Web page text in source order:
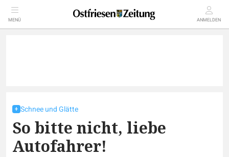
MENÜ ANMELDEN
Schnee und Glätte
So bitte nicht, liebe
Autofahrer!